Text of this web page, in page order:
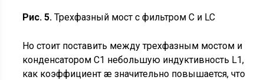
Рис. 5. Трехфазный мост с фильтром С и LC
Но стоит поставить между трехфазным мостом и
конденсатором С1 небольшую индуктивность L1,
как коэффициент æ значительно повышается, что